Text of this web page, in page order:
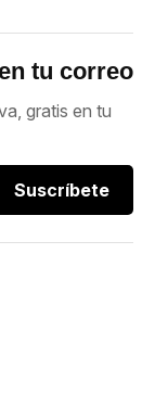
tu correo
gratis en tu
Suscríbete